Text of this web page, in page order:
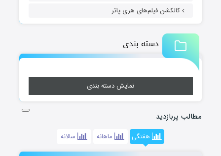
کالکشن فیلم‌های هری پاتر
دسته بندی
نمایش دسته بندی
مطالب پربازدید
هفتگی ماهانه سالانه